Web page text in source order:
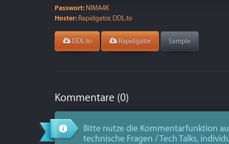
Passwort: NIMA4K
Hoster: Rapidgator, DDL.to
DDL.to Rapidgator Sample
Kommentare (0)
Bitte nutze die Kommentarfunktion
technische Fragen / Tech Talks,